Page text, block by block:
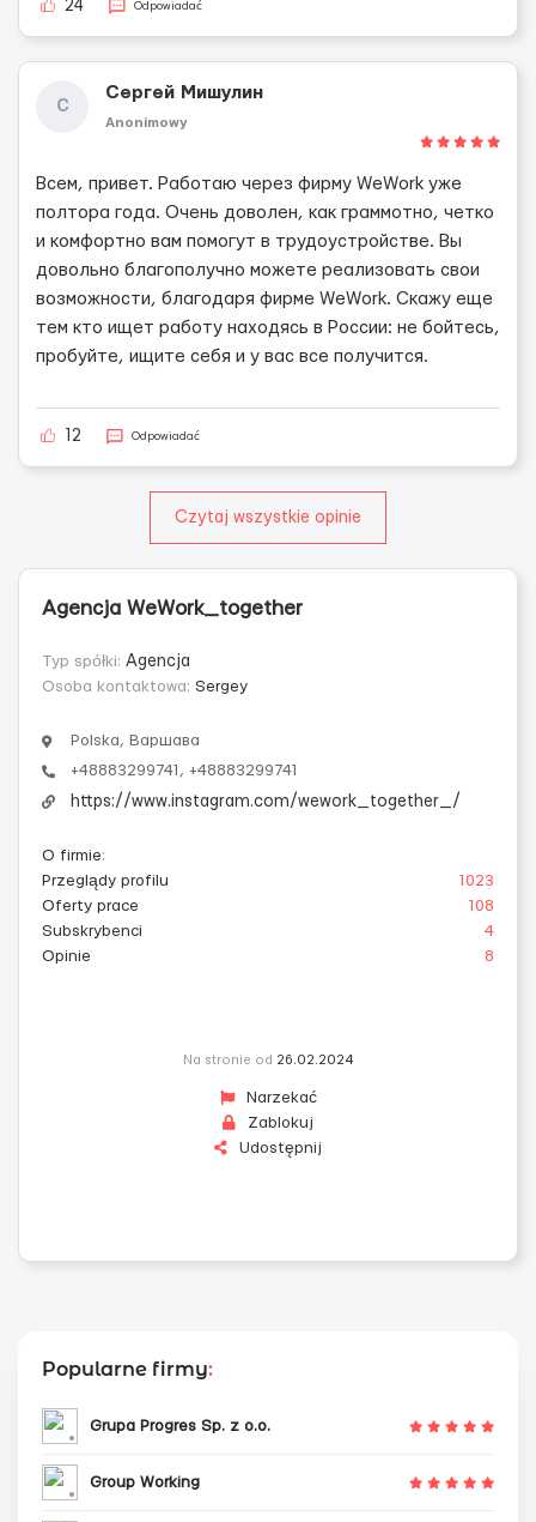
24 Odpowiadać
С
Сергей Мишулин
Anonimowy
Всем, привет. Работаю через фирму WeWork уже
полтора года. Очень доволен, как граммотно, четко
и комфортно вам помогут в трудоустройстве. Вы
довольно благополучно можете реализовать свои
возможности, благодаря фирме WeWork. Скажу еще
тем кто ищет работу находясь в России: не бойтесь,
пробуйте, ищите себя и у вас все получится.
12 Odpowiadać
Czytaj wszystkie opinie
Agencja WeWork_together
Typ spółki: Agencja
Osoba kontaktowa: Sergey
Polska, Варшава
+48883299741, +48883299741
https://www.instagram.com/wework_together_/
O firmie:
Przeglądy profilu
1023
Oferty prace
108
Subskrybenci
4
Opinie
8
Na stronie od 26.02.2024
Narzekać
Zablokuj
Udostępnij
Popularne firmy:
Grupa Progres Sp. z o.o.
Group Working